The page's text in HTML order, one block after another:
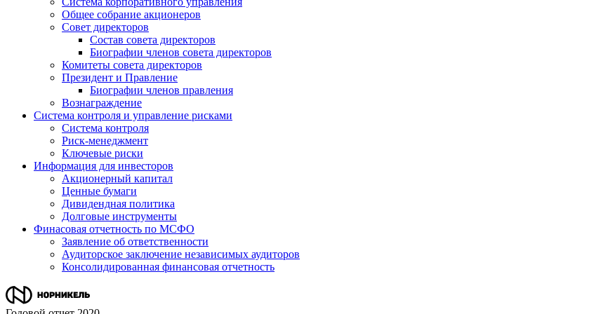
Общее собрание акционеров
Совет директоров
Состав совета директоров
Биографии членов совета директоров
Комитеты совета директоров
Президент и Правление
Биографии членов правления
Вознаграждение
Система контроля и управление рисками
Система контроля
Риск-менеджмент
Ключевые риски
Информация для инвесторов
Акционерный капитал
Ценные бумаги
Дивидендная политика
Долговые инструменты
Финасовая отчетность по МСФО
Заявление об ответственности
Аудиторское заключение независимых аудиторов
Консолидированная финансовая отчетность